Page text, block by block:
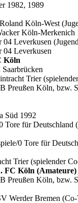
1982, 1989
Köln-West
Köln-Merkenich
04 Leverkusen
04 Leverkusen
Köln
Trier
Preußen Köln, bzw.
Süd 1992
Tore für
0 Tore für
Trier (spielender
FC Köln (Amateure)
Preußen Köln, bzw.
Werder Bremen